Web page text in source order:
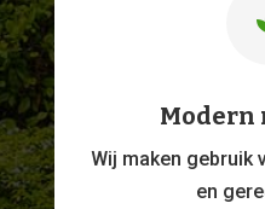
Modern
Wij maken gebruik
en